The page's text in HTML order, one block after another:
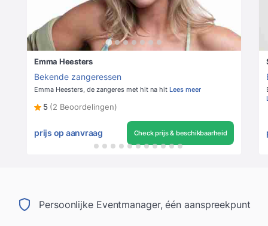
Emma Heesters
Bekende zangeressen
Emma Heesters, de zangeres met hit na hit Lees meer
5 (2 Beoordelingen)
prijs op aanvraag Check prijs & beschikbaarheid
Persoonlijke Eventmanager, één aanspreekpunt